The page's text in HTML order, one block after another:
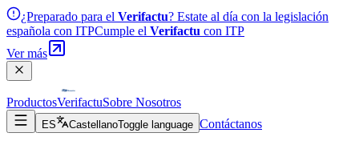
¿Preparado para el Verifactu? Estate al día con la legislación
española con ITPCumple el Verifactu con ITP
Ver más
ProductosVerifactuSobre Nosotros
ES CastellanoToggle language Contáctanos